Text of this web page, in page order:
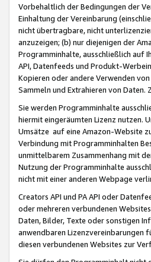
Vorbehaltlich der Bedingungen der
Einhaltung der Vereinbarung
nicht übertragbare, nicht
anzuzeigen; (b) nur diejenigen der
Programminhalte, ausschließlich auf
API, Datenfeeds und Produkt-
Kopieren oder andere Verwenden
Sammeln und Extrahieren von
Sie werden Programminhalte
hiermit eingeräumten Lizenz nutzen.
Umsätze auf eine Amazon-Website
Verbindung mit Programminhalten
unmittelbarem Zusammenhang mit
Nutzung der Programminhalte
nicht mit einer anderen Webpage
Creators API und PA API oder
oder mehreren verbundenen
Daten, Bilder, Texte oder sonstigen
anwendbaren Lizenzvereinbarungen
diesen verbundenen Websites zur